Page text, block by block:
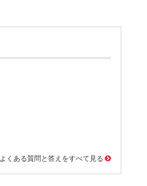
よくある質問と答えをすべて見る